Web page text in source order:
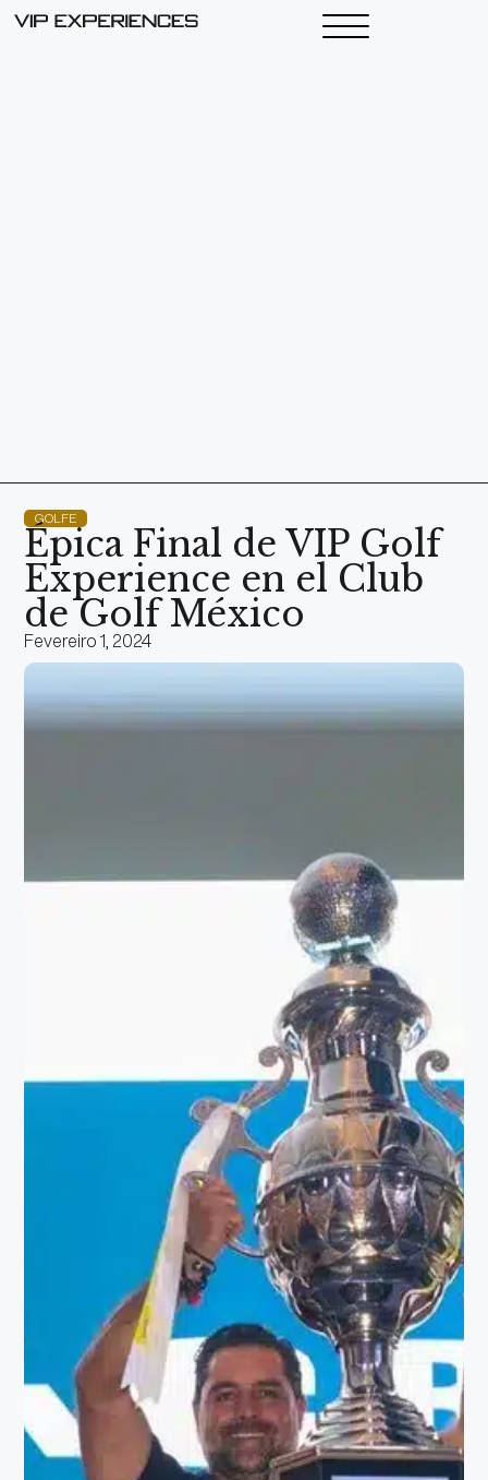
GOLFE
Épica Final de VIP Golf
Experience en el Club
de Golf México
Fevereiro 1, 2024